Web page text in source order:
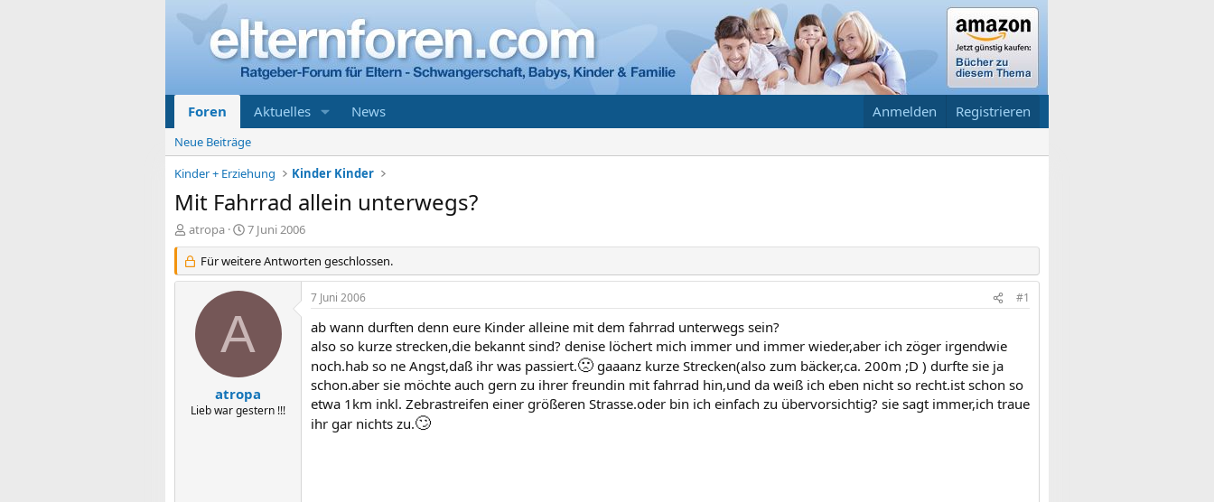
Foren Aktuelles News Anmelden Registrieren
Neue Beiträge
Kinder + Erziehung
Kinder Kinder
Mit Fahrrad allein unterwegs?
E
r
s
t
atropa
E
r
s
t
e
t
m
7 Juni 2006
Für weitere Antworten geschlossen.
A
atropa
Lieb war gestern !!!
7 Juni 2006 #1
ab wann durften denn eure Kinder alleine mit dem fahrrad unterwegs sein?
also so kurze strecken,die bekannt sind? denise löchert mich immer und immer wieder,aber ich zöger irgendwie
noch.hab so ne Angst,daß ihr was passiert.🙁 gaaanz kurze Strecken(also zum bäcker,ca. 200m ;D ) durfte sie ja
schon.aber sie möchte auch gern zu ihrer freundin mit fahrrad hin,und da weiß ich eben nicht so recht.ist schon so
etwa 1km inkl. Zebrastreifen einer größeren Strasse.oder bin ich einfach zu übervorsichtig? sie sagt immer,ich traue
ihr gar nichts zu.🙄